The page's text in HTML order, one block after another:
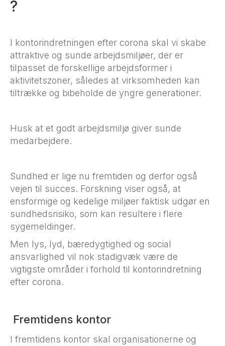
?
I kontorindretningen efter corona skal vi skabe
attraktive og sunde arbejdsmiljøer, der er
tilpasset de forskellige arbejdsformer i
aktivitetszoner, således at virksomheden kan
tiltrække og bibeholde de yngre generationer.
Husk at et godt arbejdsmiljø giver sunde
medarbejdere.
Sundhed er lige nu fremtiden og derfor også
vejen til succes. Forskning viser også, at
ensformige og kedelige miljøer faktisk udgør en
sundhedsrisiko, som kan resultere i flere
sygemeldinger.
Men lys, lyd, bæredygtighed og social
ansvarlighed vil nok stadigvæk være de
vigtigste områder i forhold til kontorindretning
efter corona.
Fremtidens kontor
I fremtidens kontor skal organisationerne og